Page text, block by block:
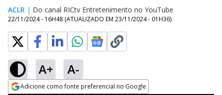
ACLR | Do canal RICtv Entretenimento no YouTube
22/11/2024 - 16H48 (ATUALIZADO EM 23/11/2024 - 01H36)
A+ A-
Adicione como fonte preferencial no Google